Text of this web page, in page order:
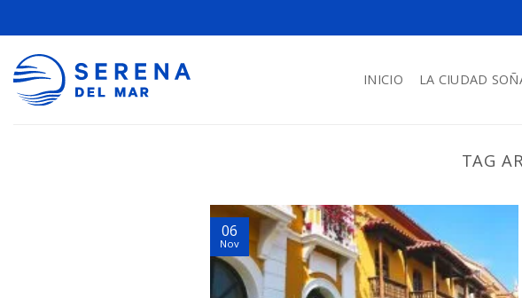
INICIO LA CIUDAD
TAG
06
Nov